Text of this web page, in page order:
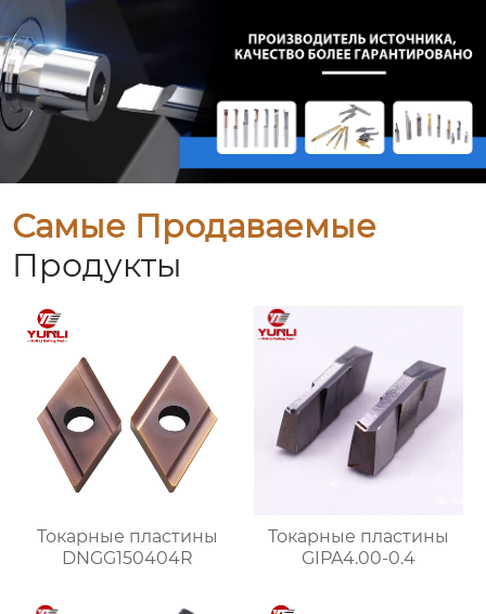
Самые Продаваемые
Продукты
Токарные пластины
DNGG150404R
Токарные пластины
GIPA4.00-0.4